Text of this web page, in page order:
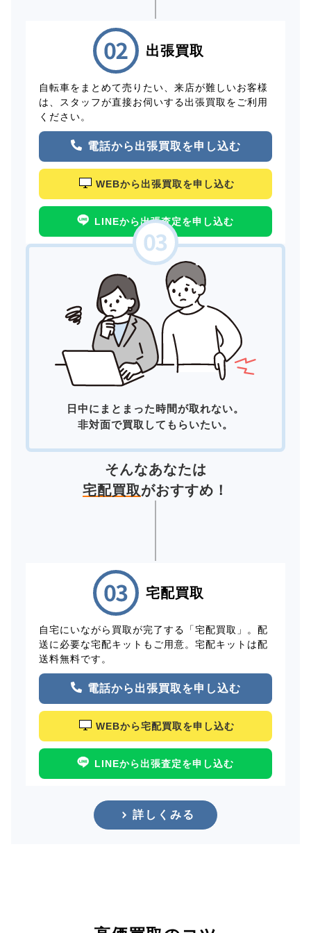
出張買取
自転車をまとめて売りたい、来店が難しいお客様
は、スタッフが直接お伺いする出張買取をご利用
ください。
電話から出張買取を申し込む
WEBから出張買取を申し込む
LINEから出張査定を申し込む
日中にまとまった時間が取れない。
非対面で買取してもらいたい。
そんなあなたは
宅配買取がおすすめ！
宅配買取
自宅にいながら買取が完了する「宅配買取」。配
送に必要な宅配キットもご用意。宅配キットは配
送料無料です。
電話から出張買取を申し込む
WEBから宅配買取を申し込む
LINEから出張査定を申し込む
詳しくみる